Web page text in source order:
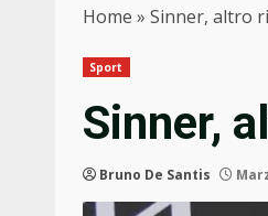
Home » Sinner, altro
Sport
Sinner,
Bruno De Santis